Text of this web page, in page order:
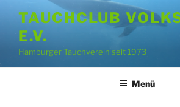
Inhalt
springen
TAUCHCLUB
E.V.
Hamburger Tauchverein seit 1973
Menü